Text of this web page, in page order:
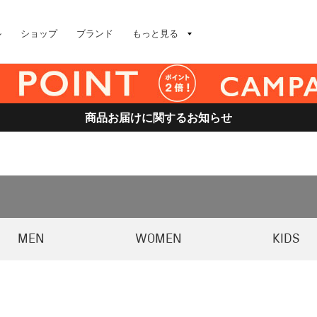
ショップ ブランド もっと見る
商品お届けに関するお知らせ
MEN WOMEN KIDS